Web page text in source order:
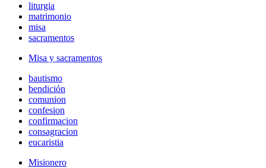
liturgia
matrimonio
misa
sacramentos
Misa y sacramentos
bautismo
bendición
comunion
confesion
confirmacion
consagracion
eucaristia
Misionero